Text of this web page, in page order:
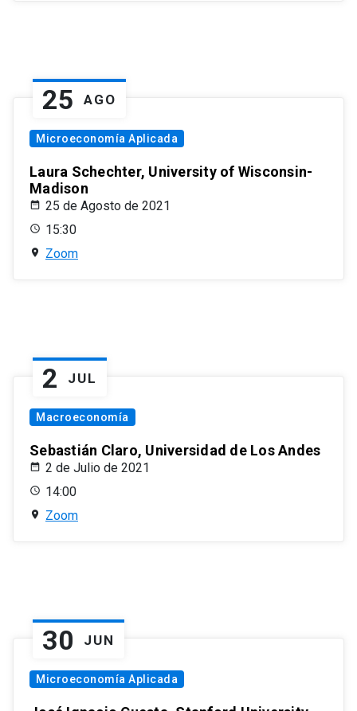
25 AGO
Microeconomía Aplicada
Laura Schechter, University of Wisconsin-
Madison
25 de Agosto de 2021
15:30
Zoom
2 JUL
Macroeconomía
Sebastián Claro, Universidad de Los Andes
2 de Julio de 2021
14:00
Zoom
30 JUN
Microeconomía Aplicada